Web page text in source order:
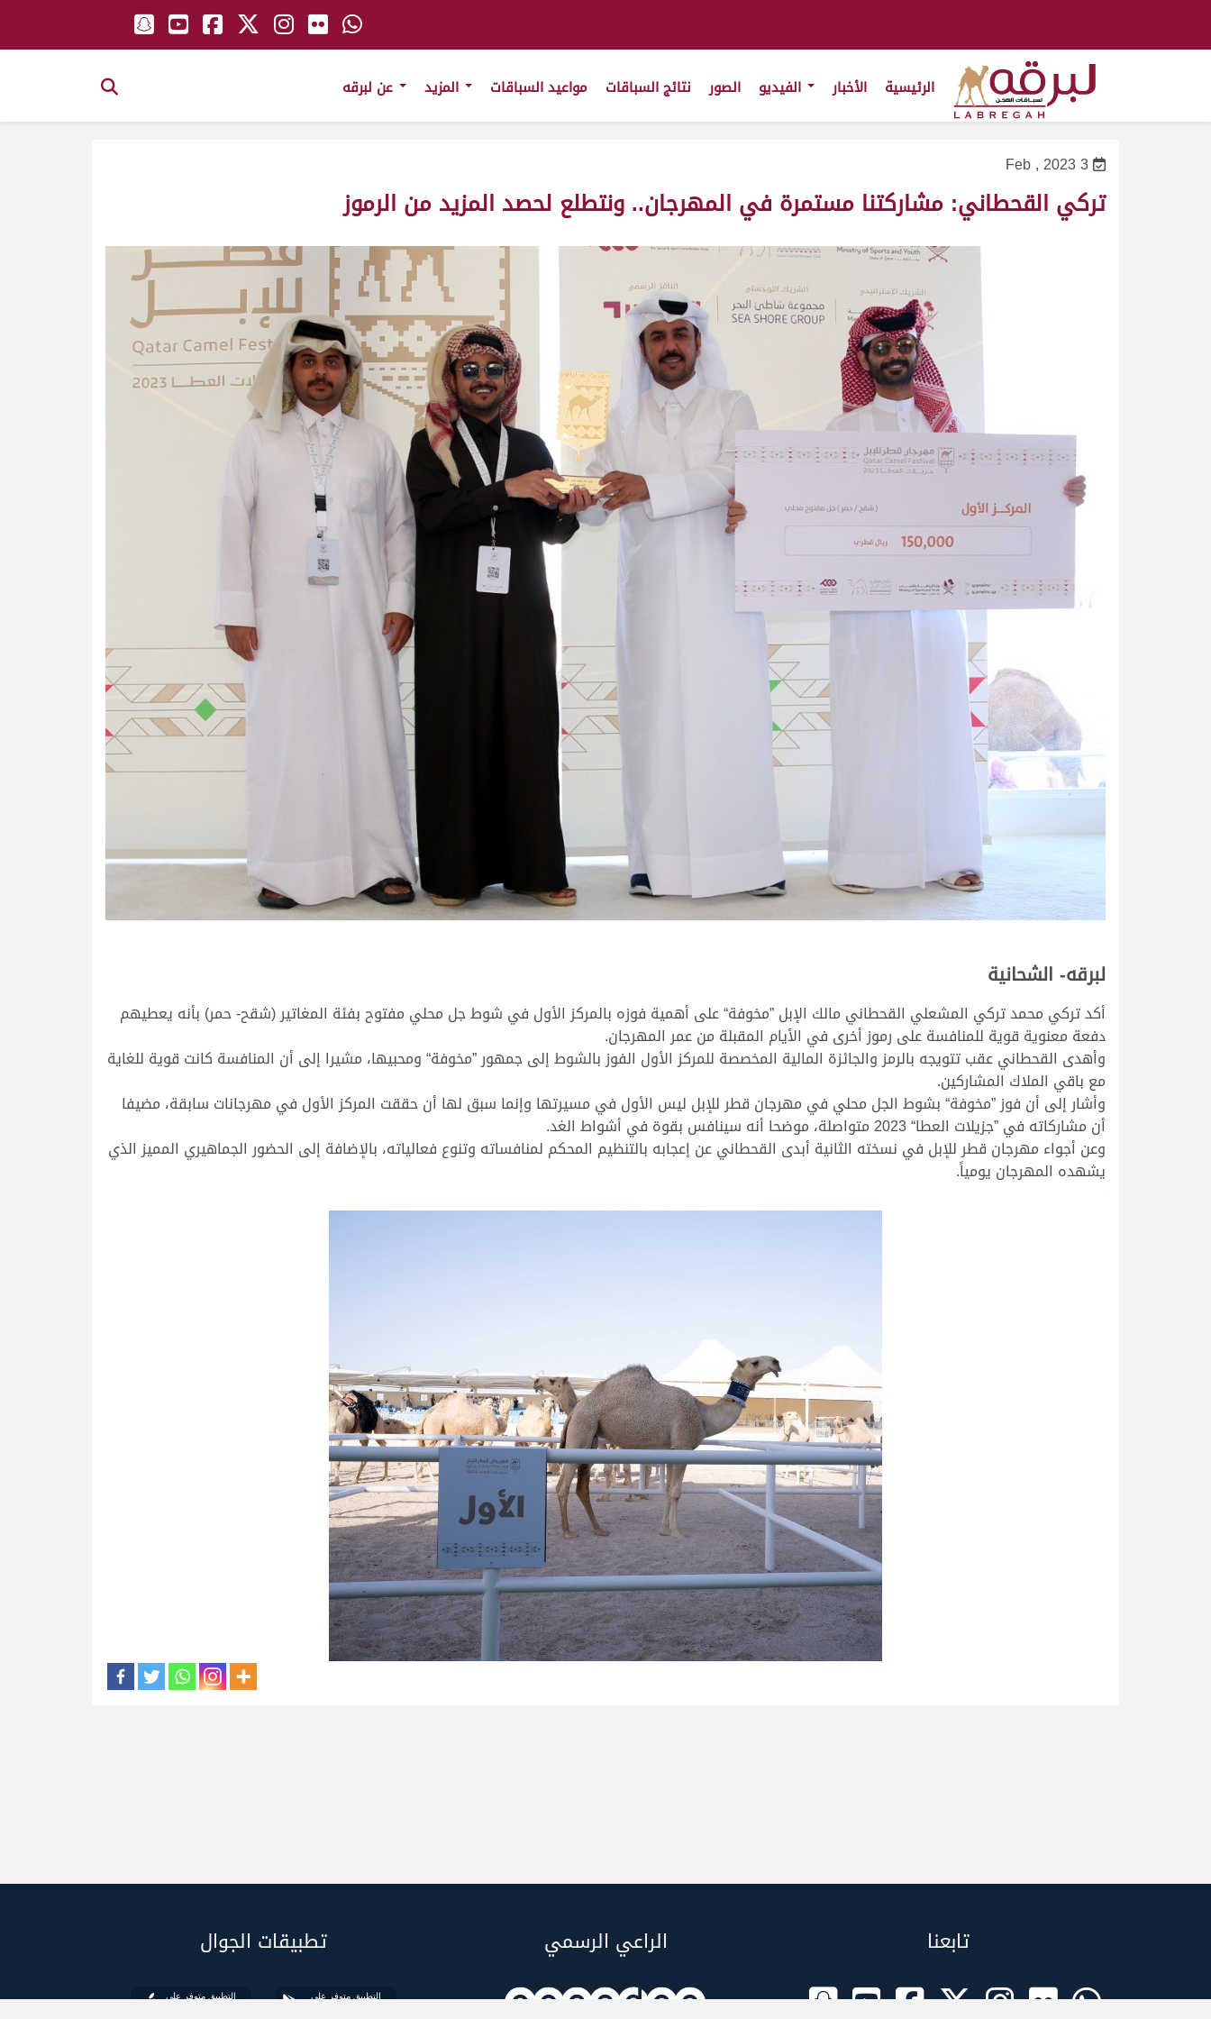
الرئيسية الأخبار الصور نتائج السباقات مواعيد السباقات
3 Feb , 2023
تركي القحطاني: مشاركتنا مستمرة في المهرجان.. ونتطلع لحصد المزيد من الرموز
لبرقه- الشحانية
أكد تركي محمد تركي المشعلي القحطاني مالك الإبل ”مخوفة“ على أهمية فوزه بالمركز الأول في شوط جل محلي مفتوح بفئة المغاتير (شقح- حمر) بأنه يعطيهم
دفعة معنوية قوية للمنافسة على رموز أخرى في الأيام المقبلة من عمر المهرجان.
وأهدى القحطاني عقب تتويجه بالرمز والجائزة المالية المخصصة للمركز الأول الفوز بالشوط إلى جمهور ”مخوفة“ ومحبيها، مشيرا إلى أن المنافسة كانت قوية للغاية
مع باقي الملاك المشاركين.
وأشار إلى أن فوز ”مخوفة“ بشوط الجل محلي في مهرجان قطر للإبل ليس الأول في مسيرتها وإنما سبق لها أن حققت المركز الأول في مهرجانات سابقة، مضيفا
أن مشاركاته في ”جزيلات العطا“ 2023 متواصلة، موضحا أنه سينافس بقوة في أشواط الغد.
وعن أجواء مهرجان قطر للإبل في نسخته الثانية أبدى القحطاني عن إعجابه بالتنظيم المحكم لمنافساته وتنوع فعالياته، بالإضافة إلى الحضور الجماهيري المميز الذي
يشهده المهرجان يومياً.
تابعنا الراعي الرسمي تطبيقات الجوال